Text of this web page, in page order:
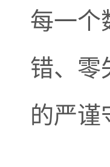
每一个
错、零
的严谨